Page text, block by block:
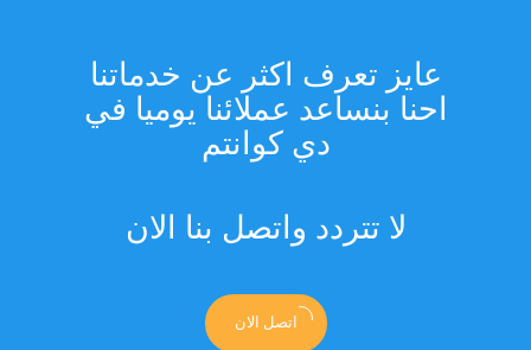
عايز تعرف اكثر عن خدماتنا
احنا بنساعد عملائنا يوميا في
دي كوانتم
لا تتردد واتصل بنا الان
اتصل الان